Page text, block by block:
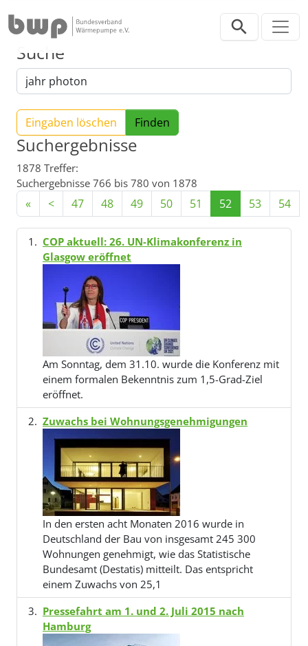
Suche
Eingaben löschen
Suchergebnisse
1878 Treffer:
Suchergebnisse 766 bis 780 von 1878
« < 47 48 49 50 51 52 53 54
COP aktuell: 26. UN-Klimakonferenz in
Glasgow eröffnet
Am Sonntag, dem 31.10. wurde die Konferenz mit
einem formalen Bekenntnis zum 1,5-Grad-Ziel
eröffnet.
Zuwachs bei Wohnungsgenehmigungen
In den ersten acht Monaten 2016 wurde in
Deutschland der Bau von insgesamt 245 300
Wohnungen genehmigt, wie das Statistische
Bundesamt (Destatis) mitteilt. Das entspricht
einem Zuwachs von 25,1
Pressefahrt am 1. und 2. Juli 2015 nach
Hamburg